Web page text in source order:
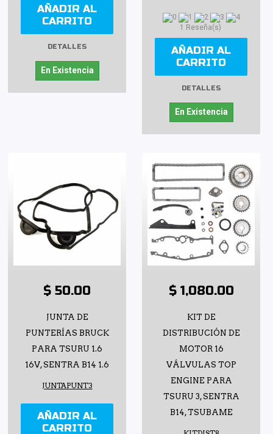
AÑADIR AL
CARRITO
DETALLES
En Existencia
1 Reseña(s)
AÑADIR AL
CARRITO
DETALLES
En Existencia
$ 50.00
JUNTA DE
PUNTERÍAS BRUCK
PARA TSURU 1.6
16V, SENTRA B14 1.6
JUNTAPUNT3
AÑADIR AL
CARRITO
$ 1,080.00
KIT DE
DISTRIBUCIÓN DE
MOTOR 16
VÁLVULAS TOP
ENGINE PARA
TSURU 3, SENTRA
B14, TSUBAME